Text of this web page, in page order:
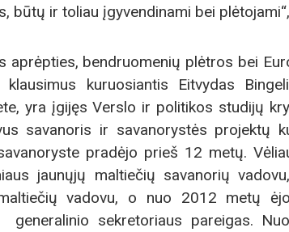
būtų ir toliau įgyvendinami bei
aprėpties, bendruomenių plėtros bei
klausimus kuruosiantis Eitvydas
yra įgijęs Verslo ir politikos studijų
savanoris ir savanorystės projektų
pradėjo prieš 12 metų.
jaunųjų maltiečių savanorių
vadovu, o nuo 2012 metų
generalinio sekretoriaus pareigas.